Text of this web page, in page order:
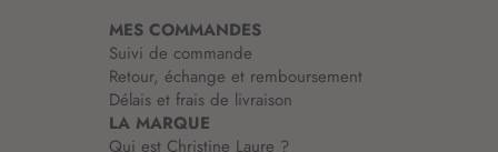
MES COMMANDES
Suivi de commande
Retour, échange et remboursement
Délais et frais de livraison
LA MARQUE
Qui est Christine Laure ?